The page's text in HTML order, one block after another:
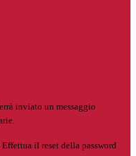
inviato un messaggio
il reset della password